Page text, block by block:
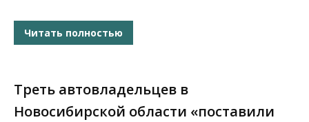
Читать полностью
Треть автовладельцев в
Новосибирской области «поставили